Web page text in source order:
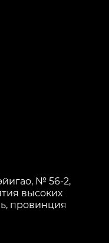
№ 56-2,
высоких
провинция